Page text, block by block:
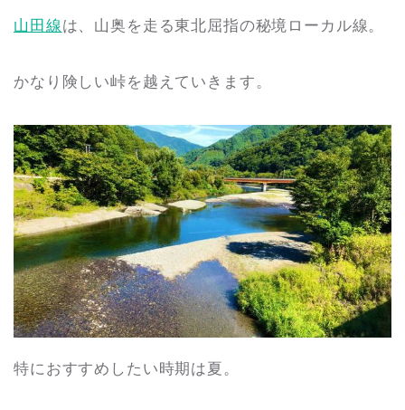
山田線は、山奥を走る東北屈指の秘境ローカル線。
かなり険しい峠を越えていきます。
特におすすめしたい時期は夏。